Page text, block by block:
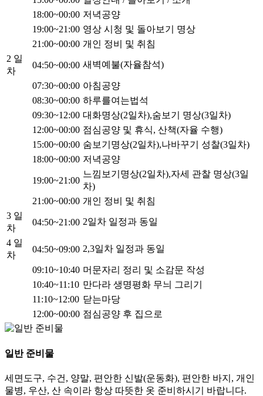
18:00~00:00 저녁공양
19:00~21:00 영상 시청 및 돌아보기 명상
21:00~00:00 개인 정비 및 취침
2 일
차
04:50~00:00 새벽예불(자율참석)
07:30~00:00 아침공양
08:30~00:00 하루를여는법석
09:30~12:00 대화명상(2일차),숨보기 명상(3일차)
12:00~00:00 점심공양 및 휴식, 산책(자율 수행)
15:00~00:00 숨보기명상(2일차),나바꾸기 성찰(3일차)
18:00~00:00 저녁공양
19:00~21:00
느낌보기명상(2일차),자세 관찰 명상(3일
차)
21:00~00:00 개인 정비 및 취침
3 일
차
04:50~21:00 2일차 일정과 동일
4 일
차
04:50~09:00 2,3일차 일정과 동일
09:10~10:40 머문자리 정리 및 소감문 작성
10:40~11:10 만다라 생명평화 무늬 그리기
11:10~12:00 닫는마당
12:00~00:00 점심공양 후 집으로
일반 준비물
세면도구, 수건, 양말, 편안한 신발(운동화), 편안한 바지, 개인
물병, 우산, 산 속이라 항상 따뜻한 옷 준비하시기 바랍니다.